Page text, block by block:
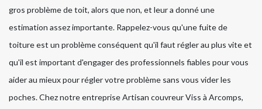
gros problème de toit, alors que non, et leur a donné une
estimation assez importante. Rappelez-vous qu'une fuite de
toiture est un problème conséquent qu'il faut régler au plus vite et
qu'il est important d'engager des professionnels fiables pour vous
aider au mieux pour régler votre problème sans vous vider les
poches. Chez notre entreprise Artisan couvreur Viss à Arcomps,